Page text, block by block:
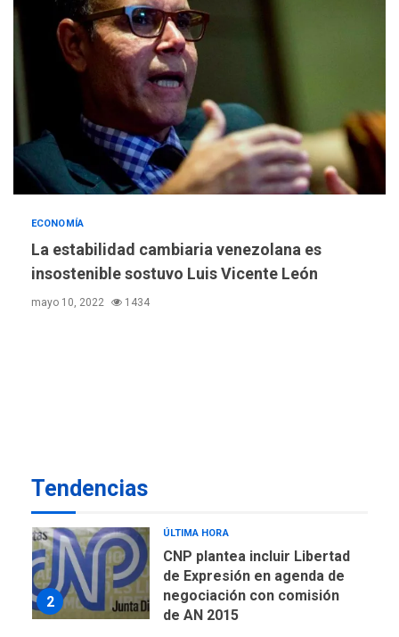
ECONOMÍA
La estabilidad cambiaria venezolana es
insostenible sostuvo Luis Vicente León
mayo 10, 2022 1434
Tendencias
volcán de Fuego
GUERRA EN EL MUNDO
ÚLTIMA HORA
EEUU confía acuerdo «muy
pronto» sobre Ormuz
REGIONALES
TITULARES
ÚLTIMA HORA
Guardia Nacional
Esparta
2
ÚLTIMA HORA
CNP plantea incluir Libertad
de Expresión en agenda de
negociación con comisión
de AN 2015